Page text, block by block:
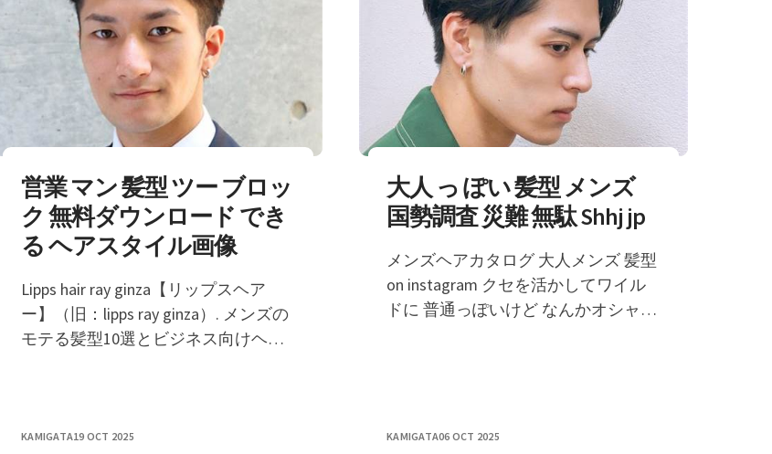
営業 マン 髪型 ツー ブロッ
ク 無料ダウンロード でき
る ヘアスタイル画像
Lipps hair ray ginza【リップスヘア
ー】（旧：lipps ray ginza）. メンズの
モテる髪型10選とビジネス向けヘア
KAMIGATA19 OCT 2025
大人 っ ぽい 髪型 メンズ
国勢調査 災難 無駄 Shhj jp
メンズヘアカタログ 大人メンズ 髪型
on instagram クセを活かしてワイル
ドに 普通っぽいけど なんかオシャレ
KAMIGATA06 OCT 2025